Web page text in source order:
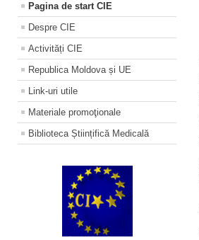
Pagina de start CIE
Despre CIE
Activități CIE
Republica Moldova și UE
Link-uri utile
Materiale promoţionale
Biblioteca Științifică Medicală